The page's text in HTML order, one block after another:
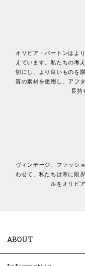
オリビア・バートンはよ
えています。私たちの考
切にし、より良いものを
質の素材を使用し、アフ
長持
ヴィンテージ、ファッシ
わせて、私たちは常に限
ルをオリビ
ABOUT